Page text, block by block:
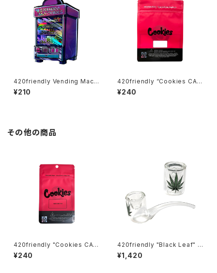
420friendly Vending Machi
ne Pack｜ベンディングマシン
パケ（3枚入り）
¥210
420friendly “Cookies CA
Mylar Bag – RED / 28g” クッ
キー マイラーバッグ（レッド）
¥240
その他の商品
420friendly "Cookies CA
Mylar Bag – RED / 7g" クッキ
ー マイラーバッグ（レッド）10×1
¥240
420friendly "Black Leaf" G
lass Pipe / リーフ ガラスパイ
プ – 10cm カーブタイプ
¥1,420